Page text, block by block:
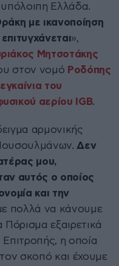
υπόλοιπη Ελλάδα.
με ικανοποίηση
»,
Μητσοτάκης
στον νομό Ροδόπης
εγκαίνια του
αερίου IGB.
αρμονικής
Δεν
μου,
αυτός ο οποίος
και την
πολλά να κάνουμε
εξαιρετικά
η οποία
σκοπό και έχουμε